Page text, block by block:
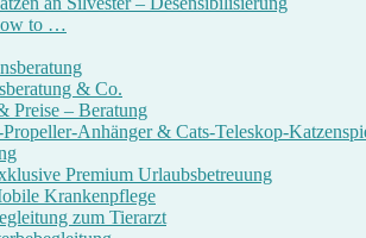
to …
& Co.
Preise – Beratung
Anhänger & Cats-Teleskop-
Premium Urlaubsbetreuung
Krankenpflege
zum Tierarzt